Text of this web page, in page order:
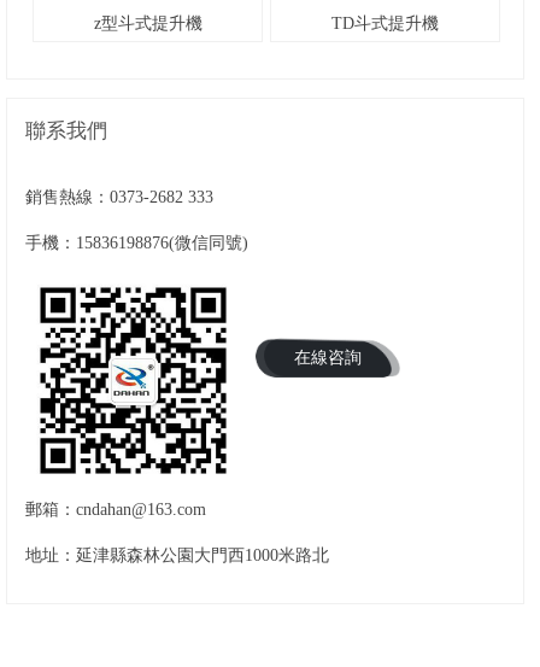
z型斗式提升機 TD斗式提升機
聯系我們
銷售熱線： 0373-2682 333
手機：15836198876(微信同號)
在線咨詢
郵箱：cndahan@163.com
地址：延津縣森林公園大門西1000米路北